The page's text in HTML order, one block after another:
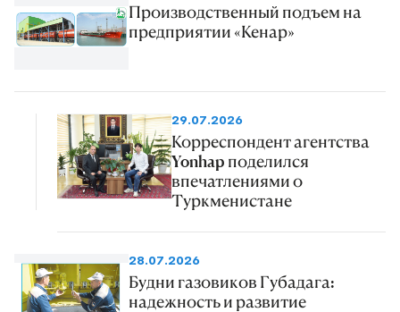
Производственный подъем на
предприятии «Кенар»
29.07.2026
Корреспондент агентства
Yonhap поделился
впечатлениями о
Туркменистане
28.07.2026
Будни газовиков Губадага:
надежность и развитие